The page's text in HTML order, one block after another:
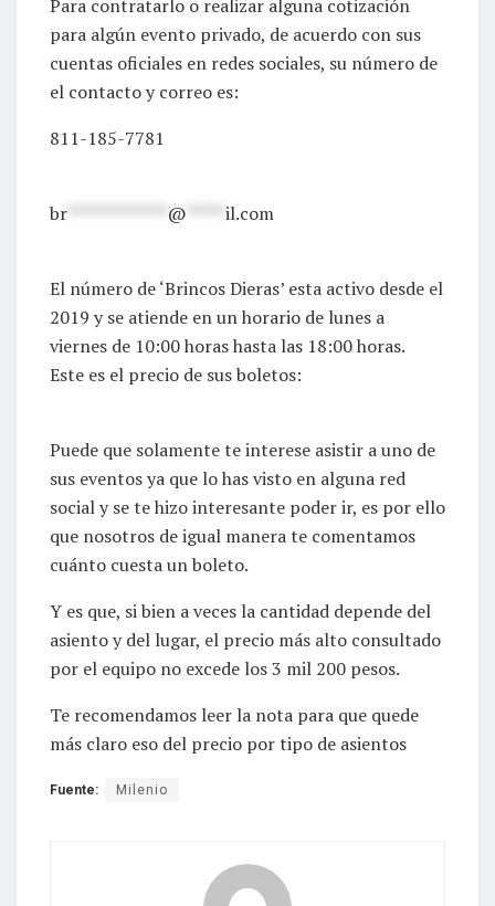
Para contratarlo o realizar alguna cotización
para algún evento privado, de acuerdo con sus
cuentas oficiales en redes sociales, su número de
el contacto y correo es:
811-185-7781
br @ il.com
El número de ‘Brincos Dieras’ esta activo desde el
2019 y se atiende en un horario de lunes a
viernes de 10:00 horas hasta las 18:00 horas.
Este es el precio de sus boletos:
Puede que solamente te interese asistir a uno de
sus eventos ya que lo has visto en alguna red
social y se te hizo interesante poder ir, es por ello
que nosotros de igual manera te comentamos
cuánto cuesta un boleto.
Y es que, si bien a veces la cantidad depende del
asiento y del lugar, el precio más alto consultado
por el equipo no excede los 3 mil 200 pesos.
Te recomendamos leer la nota para que quede
más claro eso del precio por tipo de asientos
Fuente: Milenio